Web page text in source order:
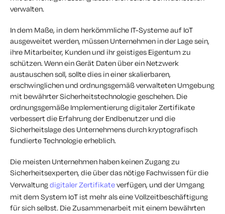
verwalten.
In dem Maße, in dem herkömmliche IT-Systeme auf IoT
ausgeweitet werden, müssen Unternehmen in der Lage sein,
ihre Mitarbeiter, Kunden und ihr geistiges Eigentum zu
schützen. Wenn ein Gerät Daten über ein Netzwerk
austauschen soll, sollte dies in einer skalierbaren,
erschwinglichen und ordnungsgemäß verwalteten Umgebung
mit bewährter Sicherheitstechnologie geschehen. Die
ordnungsgemäße Implementierung digitaler Zertifikate
verbessert die Erfahrung der Endbenutzer und die
Sicherheitslage des Unternehmens durch kryptografisch
fundierte Technologie erheblich.
Die meisten Unternehmen haben keinen Zugang zu
Sicherheitsexperten, die über das nötige Fachwissen für die
Verwaltungdigitaler Zertifikateverfügen, und der Umgang
mit dem System IoT ist mehr als eine Vollzeitbeschäftigung
für sich selbst. Die Zusammenarbeit mit einem bewährten